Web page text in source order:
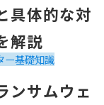
具体的な対
解説
ー基礎知識
2-1ルールとは
ンサムウェ